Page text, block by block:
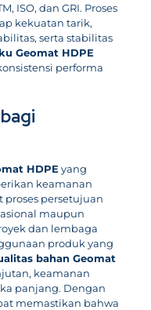
ISO, dan GRI. Proses
kekuatan tarik,
serta stabilitas
Geomat HDPE
performa
HDPE yang
keamanan
persetujuan
maupun
dan lembaga
produk yang
bahan Geomat
keamanan
panjang. Dengan
memastikan bahwa